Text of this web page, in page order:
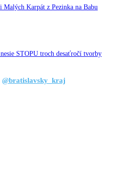
Karpát z Pezinka na Babu
STOPU troch desaťročí tvorby
@bratislavsky_kraj